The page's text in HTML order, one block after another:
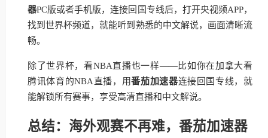
器PC版或者手机版，连接回国专线后，打开央视频APP，
找到世界杯频道，就能听到熟悉的中文解说，画面清晰流
畅。
除了世界杯，看NBA直播也一样——比如你在加拿大看
腾讯体育的NBA直播，用番茄加速器连接回国专线，就
能解锁所有赛事，享受高清直播和中文解说。
总结：海外观赛不再难，番茄加速器